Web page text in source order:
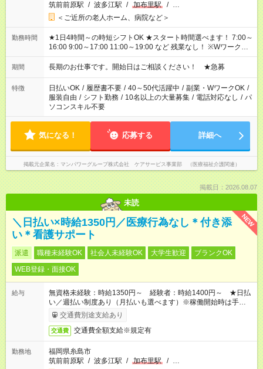
筑前前原駅 / 波多江駅 / 加布里駅 / …
＜ご近所の老人ホーム、病院など＞
勤務時間
★1日4時間～の時短シフトOK ★スタート時間選べます！ 7:00～
16:00 9:00～17:00 11:00～19:00 など 残業なし！ ※Wワークの
場合、他のお仕事と合わせ週40時間超の就業はご案内できませ
ん ※法令に基づき、週20時間以上勤務は社会保険への加入対象
短時間・短期間の就業はご案内が難しい場合があります
期間 長期のお仕事です。開始日はご相談ください！ ★急募
特徴 日払いOK / 履歴書不要 / 40～50代活躍中 / 副業・WワークOK /
服装自由 / シフト勤務 / 10名以上の大量募集 / 電話対応なし / パ
ソコンスキル不要
気になる！ 応募する 詳細へ
掲載元企業名 マンパワーグループ株式会社 ケアサービス事業部 （医療福祉介護関連）
掲載日：2026.08.07
未読
NEW
＼日払い×時給1350円／医療行為なし＊付き添
い＊看護サポート
派遣 職種未経験OK 社会人未経験OK 大学生歓迎
ブランクOK
WEB登録・面接OK
給与
無資格未経験：時給1350円～ 経験者：時給1400円～ ★日払
い／週払い制度あり（月払いも選べます）※稼働開始時は手続き
完了次第のお支払いとなります。
交通費別途支給あり
交通費 交通費全額支給※規定有
勤務地
福岡県糸島市
筑前前原駅 / 波多江駅 / 加布里駅 / …